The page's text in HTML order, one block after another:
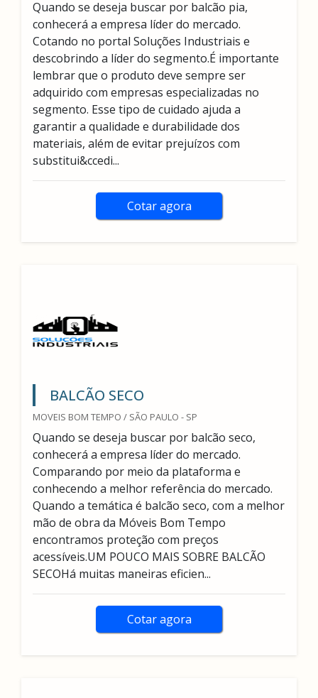
Quando se deseja buscar por balcão pia,
conhecerá a empresa líder do mercado.
Cotando no portal Soluções Industriais e
descobrindo a líder do segmento.É importante
lembrar que o produto deve sempre ser
adquirido com empresas especializadas no
segmento. Esse tipo de cuidado ajuda a
garantir a qualidade e durabilidade dos
materiais, além de evitar prejuízos com
substitui&ccedi...
Cotar agora
BALCÃO SECO
MOVEIS BOM TEMPO / SÃO PAULO - SP
Quando se deseja buscar por balcão seco,
conhecerá a empresa líder do mercado.
Comparando por meio da plataforma e
conhecendo a melhor referência do mercado.
Quando a temática é balcão seco, com a melhor
mão de obra da Móveis Bom Tempo
encontramos proteção com preços
acessíveis.UM POUCO MAIS SOBRE BALCÃO
SECOHá muitas maneiras eficien...
Cotar agora